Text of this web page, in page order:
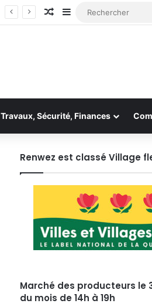
Article Aléatoire
Sidebar (barre
Travaux, Sécurité, Finances
Renwez est classé Village
Marché des producteurs le
du mois de 14h à 19h